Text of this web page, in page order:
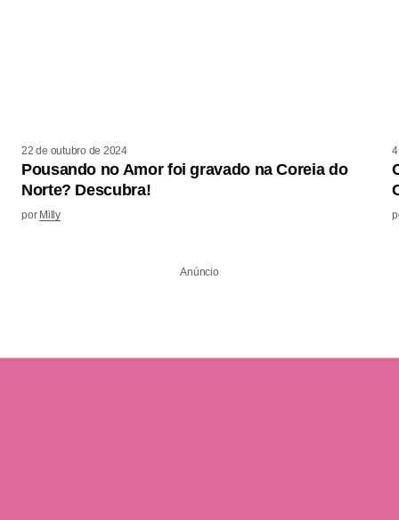
22 de outubro de 2024
Pousando no Amor foi gravado na Coreia do
Norte? Descubra!
por Milly
Anúncio